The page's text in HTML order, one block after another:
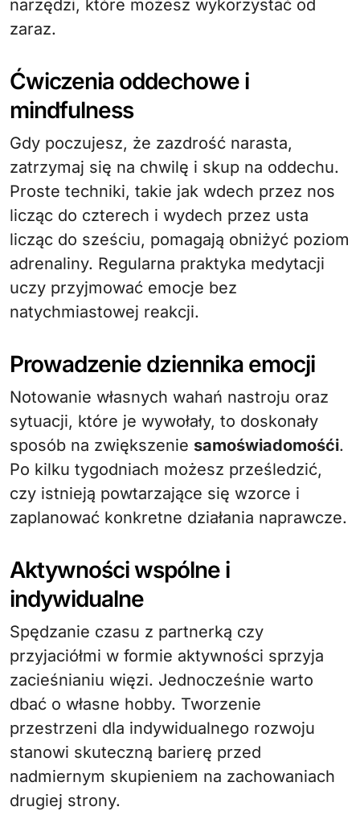
narzędzi, które możesz wykorzystać od
zaraz.
Ćwiczenia oddechowe i
mindfulness
Gdy poczujesz, że zazdrość narasta,
zatrzymaj się na chwilę i skup na oddechu.
Proste techniki, takie jak wdech przez nos
licząc do czterech i wydech przez usta
licząc do sześciu, pomagają obniżyć poziom
adrenaliny. Regularna praktyka medytacji
uczy przyjmować emocje bez
natychmiastowej reakcji.
Prowadzenie dziennika emocji
Notowanie własnych wahań nastroju oraz
sytuacji, które je wywołały, to doskonały
sposób na zwiększenie samoświadomośći.
Po kilku tygodniach możesz prześledzić,
czy istnieją powtarzające się wzorce i
zaplanować konkretne działania naprawcze.
Aktywności wspólne i
indywidualne
Spędzanie czasu z partnerką czy
przyjaciółmi w formie aktywności sprzyja
zacieśnianiu więzi. Jednocześnie warto
dbać o własne hobby. Tworzenie
przestrzeni dla indywidualnego rozwoju
stanowi skuteczną barierę przed
nadmiernym skupieniem na zachowaniach
drugiej strony.